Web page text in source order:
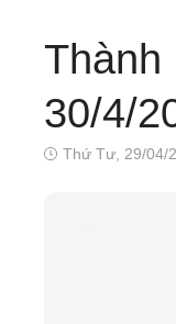
30/4/
Thứ Tư, 29/04/